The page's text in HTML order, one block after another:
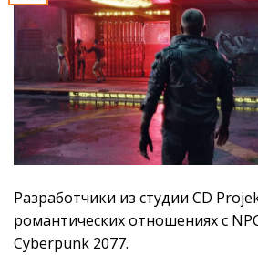
Разработчики из студии CD
романтических отношениях с
Cyberpunk 2077.